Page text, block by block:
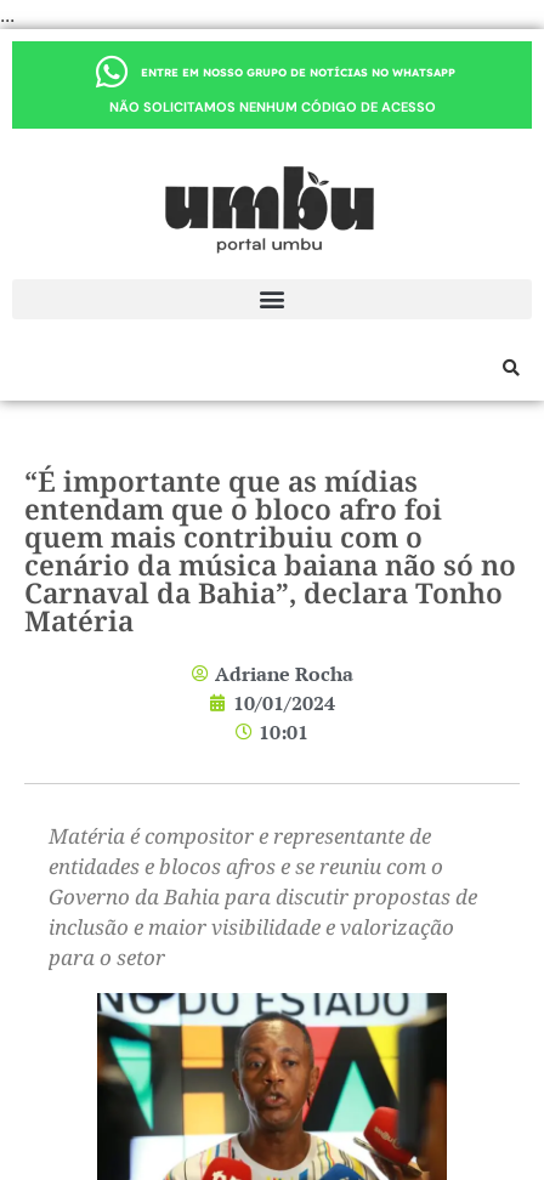
...
ENTRE EM NOSSO GRUPO DE NOTÍCIAS NO WHATSAPP
NÃO SOLICITAMOS NENHUM CÓDIGO DE ACESSO
“É importante que as mídias
entendam que o bloco afro foi
quem mais contribuiu com o
cenário da música baiana não só no
Carnaval da Bahia”, declara Tonho
Matéria
Adriane Rocha
10/01/2024
10:01
Matéria é compositor e representante de
entidades e blocos afros e se reuniu com o
Governo da Bahia para discutir propostas de
inclusão e maior visibilidade e valorização
para o setor